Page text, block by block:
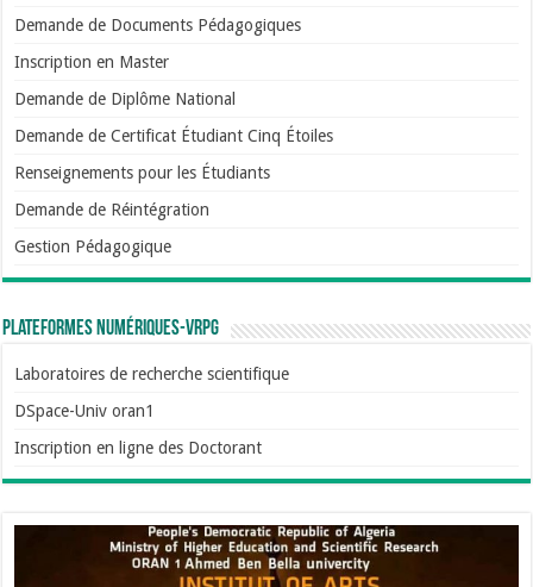
Demande de Documents Pédagogiques
Inscription en Master
Demande de Diplôme National
Demande de Certificat Étudiant Cinq Étoiles
Renseignements pour les Étudiants
Demande de Réintégration
Gestion Pédagogique
Plateformes numériques-VRPG
Laboratoires de recherche scientifique
DSpace-Univ oran1
Inscription en ligne des Doctorant